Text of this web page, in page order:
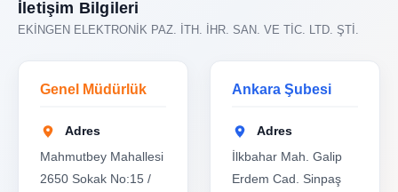
İletişim Bilgileri
EKİNGEN ELEKTRONİK PAZ. İTH. İHR. SAN. VE TİC. LTD. ŞTİ.
Genel Müdürlük
Adres
Mahmutbey Mahallesi
2650 Sokak No:15 /
Ankara Şubesi
Adres
İlkbahar Mah. Galip
Erdem Cad. Sinpaş